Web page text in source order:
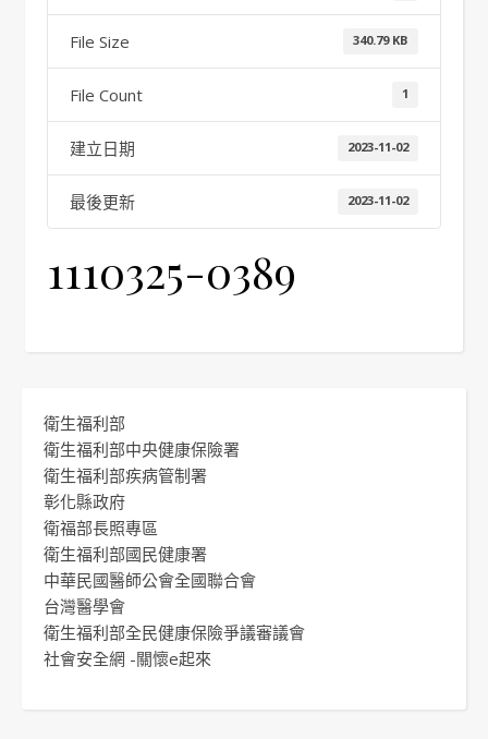
File Size 340.79 KB
File Count 1
建立日期 2023-11-02
最後更新 2023-11-02
1110325-0389
衛生福利部
衛生福利部中央健康保險署
衛生福利部疾病管制署
彰化縣政府
衛福部長照專區
衛生福利部國民健康署
中華民國醫師公會全國聯合會
台灣醫學會
衛生福利部全民健康保險爭議審議會
社會安全網 -關懷e起來